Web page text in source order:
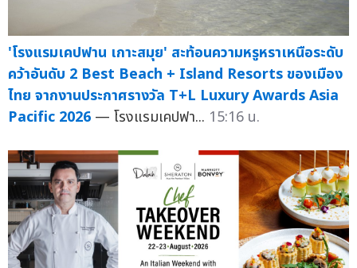
'โรงแรมเคปฟาน เกาะสมุย' สะท้อนความหรูหราเหนือระดับ
คว้าอันดับ 2 Best Beach + Island Resorts ของเมือง
ไทย จากงานประกาศรางวัล T+L Luxury Awards Asia
Pacific 2026 — โรงแรมเคปฟา... 15:16 น.